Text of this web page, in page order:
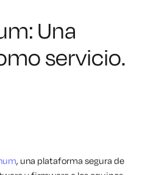
Una
servicio.
, una plataforma segura de